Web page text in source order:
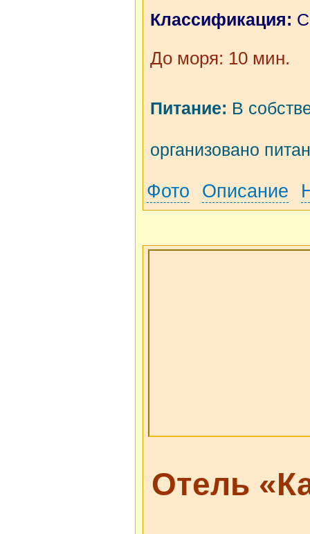
Классификация:
До моря: 10 мин.
Питание: В
организовано
Фото Описание
Отель